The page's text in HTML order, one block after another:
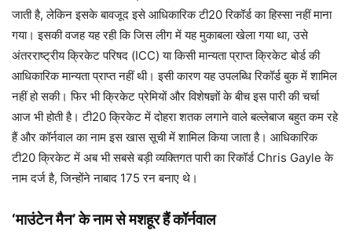
जाती है, लेकिन इसके बावजूद इसे आधिकारिक टी20 रिकॉर्ड का हिस्सा नहीं माना
गया। इसकी वजह यह रही कि जिस लीग में यह मुकाबला खेला गया था, उसे
अंतरराष्ट्रीय क्रिकेट परिषद (ICC) या किसी मान्यता प्राप्त क्रिकेट बोर्ड की
आधिकारिक मान्यता प्राप्त नहीं थी। इसी कारण यह उपलब्धि रिकॉर्ड बुक में शामिल
नहीं हो सकी। फिर भी क्रिकेट प्रेमियों और विशेषज्ञों के बीच इस पारी की चर्चा
आज भी होती है। टी20 क्रिकेट में दोहरा शतक लगाने वाले बल्लेबाज बहुत कम रहे
हैं और कॉर्नवाल का नाम इस खास सूची में शामिल किया जाता है। आधिकारिक
टी20 क्रिकेट में अब भी सबसे बड़ी व्यक्तिगत पारी का रिकॉर्ड Chris Gayle के
नाम दर्ज है, जिन्होंने नाबाद 175 रन बनाए थे।
‘माउंटेन मैन’ के नाम से मशहूर हैं कॉर्नवाल